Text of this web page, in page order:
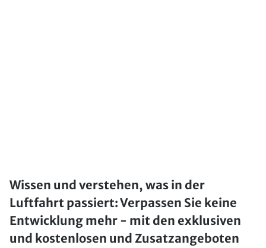
Wissen und verstehen, was in der
Luftfahrt passiert: Verpassen Sie keine
Entwicklung mehr - mit den exklusiven
und kostenlosen und Zusatzangeboten